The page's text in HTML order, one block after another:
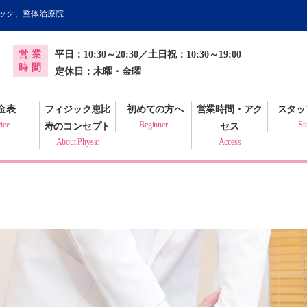
ク、整体治療院
営業
時間
平日：10:30～20:30／土日祝：10:30～19:00
定休日：木曜・金曜
クティック
表
フィジック恵比
寿のコンセプト
About Physic
初めての方へ
Beginner
オンライン健康調査票
営業時間・アク
セス
Access
スタ